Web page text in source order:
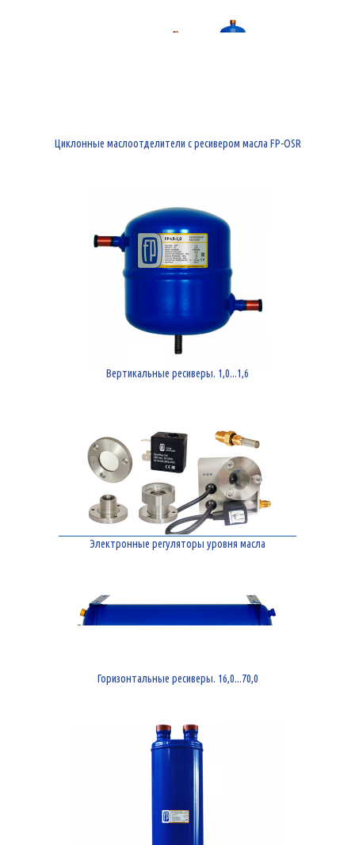
Циклонные маслоотделители с ресивером масла FP-OSR
Вертикальные ресиверы. 1,0...1,6
Электронные регуляторы уровня масла
Горизонтальные ресиверы. 16,0...70,0